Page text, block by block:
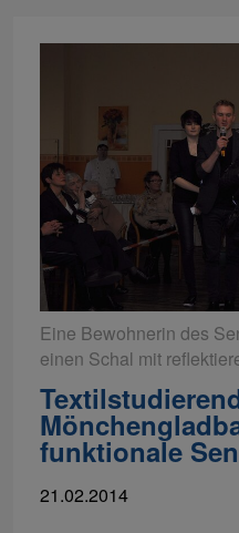
Eine Bewohnerin des
einen Schal mit
funktionale
21.02.2014